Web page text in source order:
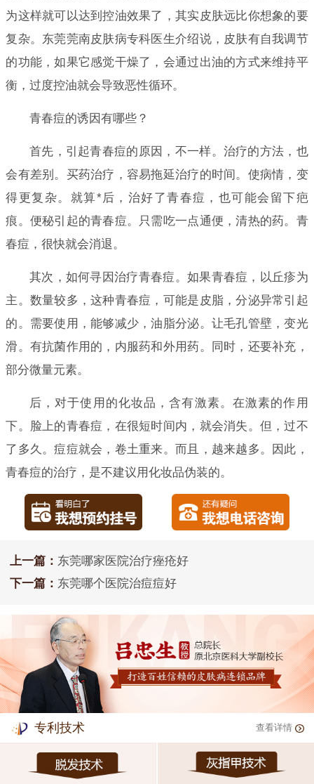
为这样就可以达到控油效果了，其实皮肤远比你想象的要
复杂。东莞莞南皮肤病专科医生介绍说，皮肤有自我调节
的功能，如果它感觉干燥了，会通过出油的方式来维持平
衡，过度控油就会导致恶性循环。
青春痘的诱因有哪些？
首先，引起青春痘的原因，不一样。治疗的方法，也
会有差别。买药治疗，容易拖延治疗的时间。使病情，变
得更复杂。就算*后，治好了青春痘，也可能会留下疤
痕。便秘引起的青春痘。只需吃一点通便，清热的药。青
春痘，很快就会消退。
其次，如何寻因治疗青春痘。如果青春痘，以丘疹为
主。数量较多，这种青春痘，可能是皮脂，分泌异常引起
的。需要使用，能够减少，油脂分泌。让毛孔管壁，变光
滑。有抗菌作用的，内服药和外用药。同时，还要补充，
部分微量元素。
后，对于使用的化妆品，含有激素。在激素的作用
下。脸上的青春痘，在很短时间内，就会消失。但，过不
了多久。痘痘就会，卷土重来。而且，越来越多。因此，
青春痘的治疗，是不建议用化妆品伪装的。
上一篇： 东莞哪家医院治疗痤疮好
下一篇： 东莞哪个医院治痘痘好
专利技术 查看详情